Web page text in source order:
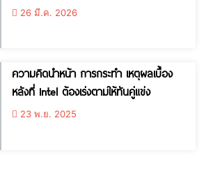
(ฉบับสมบูรณ์)
26 มี.ค. 2026
ความคิดนำหน้า การกระทำ เหตุผลเบื้อง
หลังที่ Intel ต้องเร่งตามให้ทันคู่แข่ง
23 พ.ย. 2025